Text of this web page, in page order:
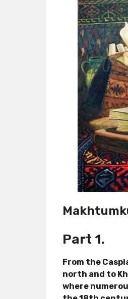
Part 1.
From the
north and to
where